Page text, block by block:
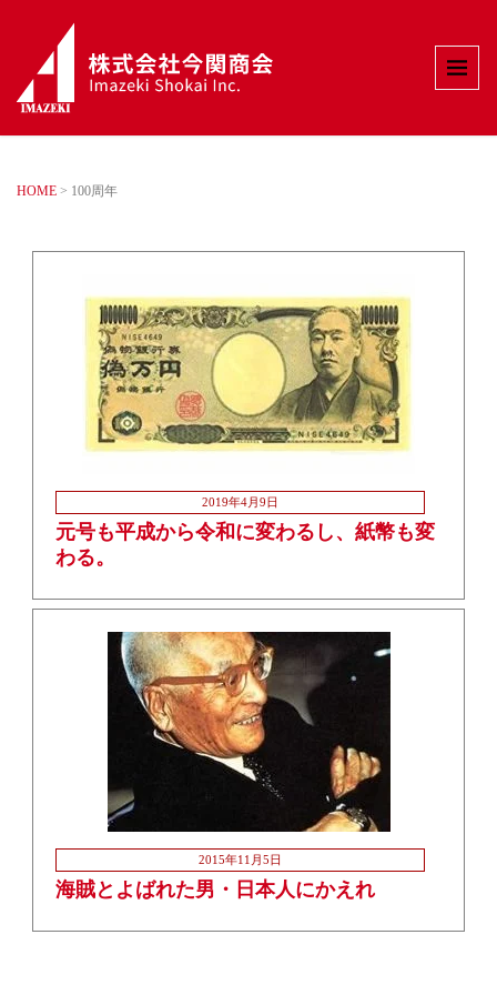
HOME > 100周年
2019年4月9日
元号も平成から令和に変わるし、紙幣も変
わる。
2015年11月5日
海賊とよばれた男・日本人にかえれ